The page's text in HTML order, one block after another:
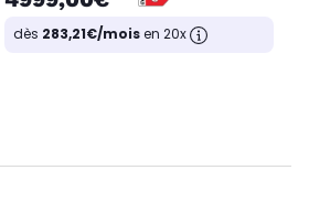
dès 283,21€/moisen 20x